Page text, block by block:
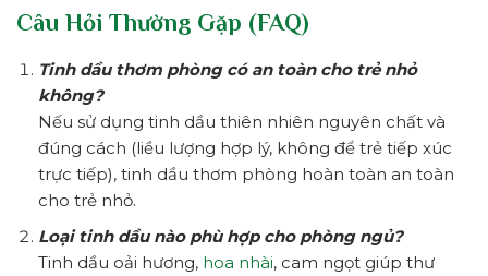
Câu Hỏi Thường Gặp (FAQ)
Tinh dầu thơm phòng có an toàn cho trẻ nhỏ
không?
Nếu sử dụng tinh dầu thiên nhiên nguyên chất và
đúng cách (liều lượng hợp lý, không để trẻ tiếp xúc
trực tiếp), tinh dầu thơm phòng hoàn toàn an toàn
cho trẻ nhỏ.
Loại tinh dầu nào phù hợp cho phòng ngủ?
Tinh dầu oải hương, hoa nhài, cam ngọt giúp thư